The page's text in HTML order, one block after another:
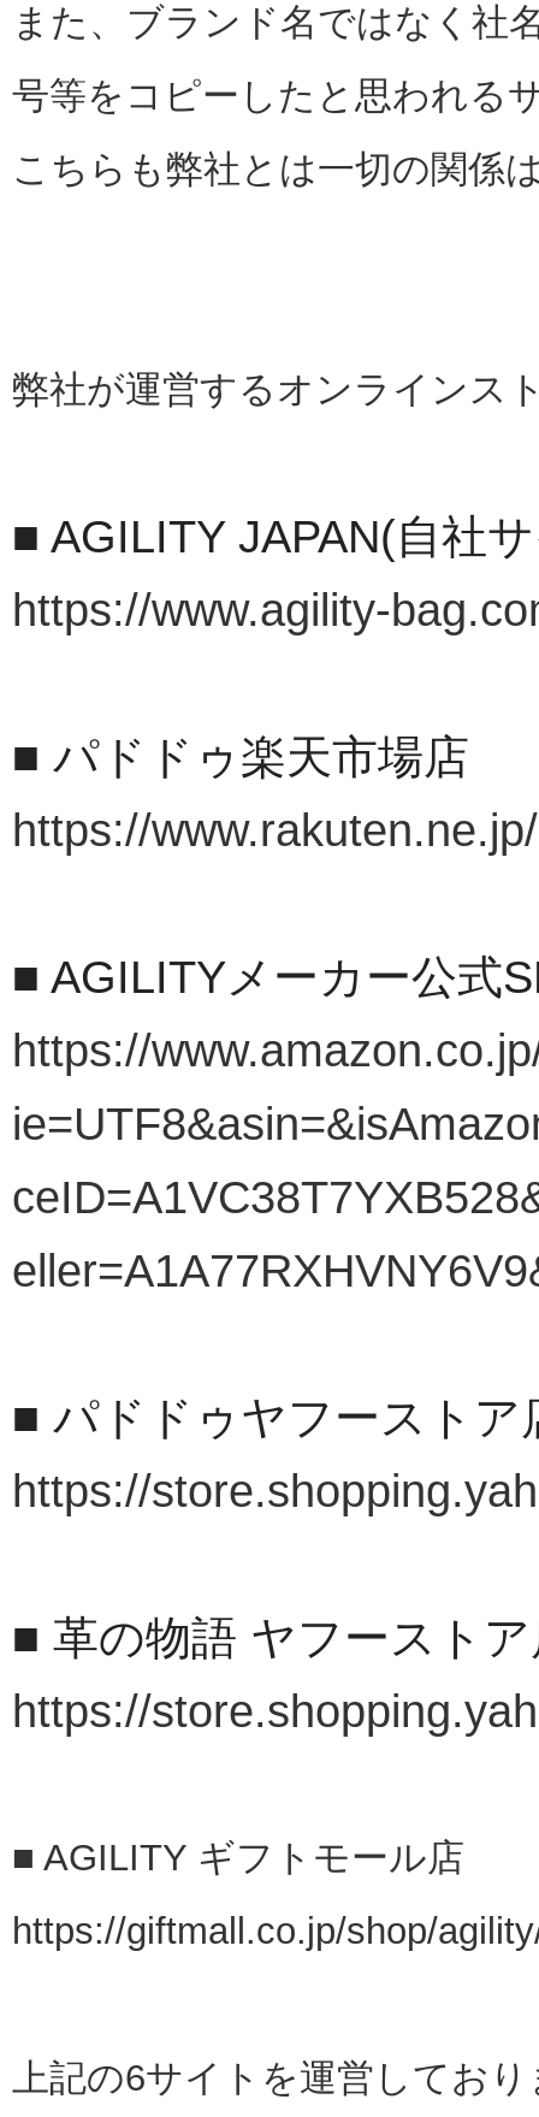
また、ブランド名ではなく社
号等をコピーしたと思われる
こちらも弊社とは一切の関係
弊社が運営するオンラインス
■ AGILITY JAPAN(自社
https://www.agility-
■ パドドゥ楽天市場店
https://
■ AGILITYメーカー公式
https://
■ パドドゥヤフーストア
https://
■ 革の物語 ヤフースト
https://
■ AGILITY ギフトモール店
https://giftmall.co.jp/shop/
上記の6サイトを運営してお